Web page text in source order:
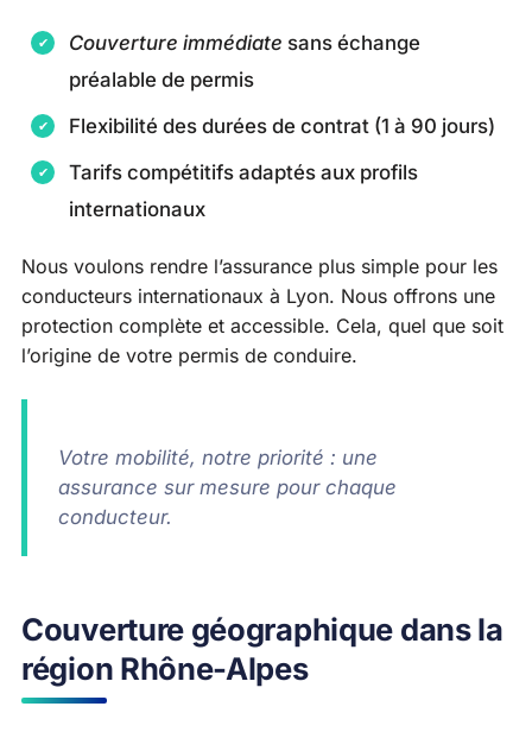
Couverture immédiate sans échange
préalable de permis
Flexibilité des durées de contrat (1 à 90 jours)
Tarifs compétitifs adaptés aux profils
internationaux
Nous voulons rendre l’assurance plus simple pour les
conducteurs internationaux à Lyon. Nous offrons une
protection complète et accessible. Cela, quel que soit
l’origine de votre permis de conduire.
Votre mobilité, notre priorité : une
assurance sur mesure pour chaque
conducteur.
Couverture géographique dans la
région Rhône-Alpes